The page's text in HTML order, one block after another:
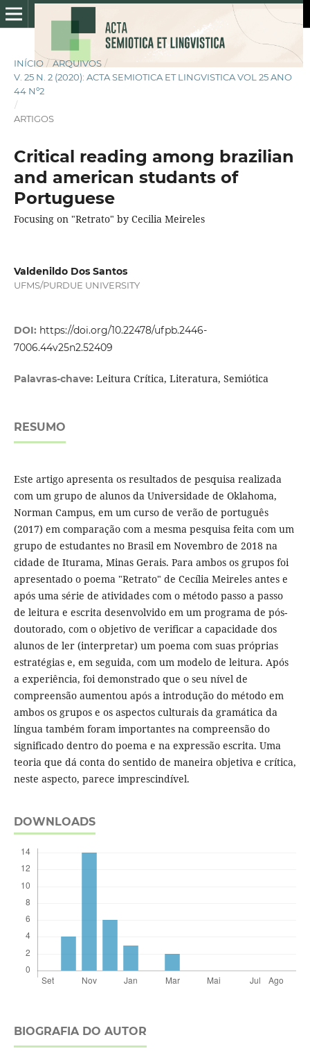
INÍCIO / ARQUIVOS /
V. 25 N. 2 (2020): ACTA SEMIOTICA ET LINGVISTICA VOL 25 ANO
44 Nº2
/
ARTIGOS
Critical reading among brazilian
and american studants of
Portuguese
Focusing on "Retrato" by Cecilia Meireles
Valdenildo Dos Santos
UFMS/PURDUE UNIVERSITY
DOI: https://doi.org/10.22478/ufpb.2446-
7006.44v25n2.52409
Palavras-chave: Leitura Crítica, Literatura, Semiótica
RESUMO
Este artigo apresenta os resultados de pesquisa realizada
com um grupo de alunos da Universidade de Oklahoma,
Norman Campus, em um curso de verão de português
(2017) em comparação com a mesma pesquisa feita com um
grupo de estudantes no Brasil em Novembro de 2018 na
cidade de Iturama, Minas Gerais. Para ambos os grupos foi
apresentado o poema "Retrato" de Cecília Meireles antes e
após uma série de atividades com o método passo a passo
de leitura e escrita desenvolvido em um programa de pós-
doutorado, com o objetivo de verificar a capacidade dos
alunos de ler (interpretar) um poema com suas próprias
estratégias e, em seguida, com um modelo de leitura. Após
a experiência, foi demonstrado que o seu nível de
compreensão aumentou após a introdução do método em
ambos os grupos e os aspectos culturais da gramática da
língua também foram importantes na compreensão do
significado dentro do poema e na expressão escrita. Uma
teoria que dá conta do sentido de maneira objetiva e crítica,
neste aspecto, parece imprescindível.
DOWNLOADS
BIOGRAFIA DO AUTOR